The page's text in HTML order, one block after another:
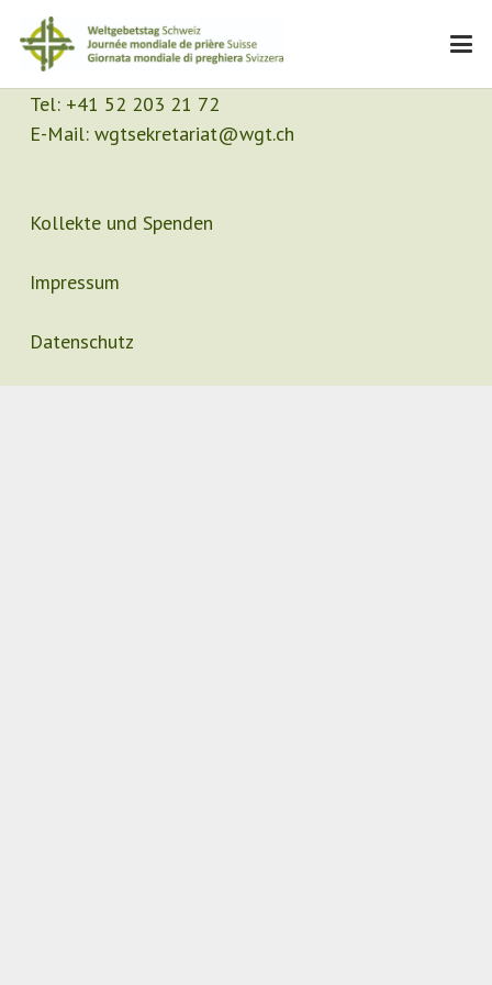
Kontakt
Sekretariat
Tel: +41 52 203 21 72
E-Mail: wgtsekretariat@wgt.ch
Kollekte und Spenden
Impressum
Datenschutz